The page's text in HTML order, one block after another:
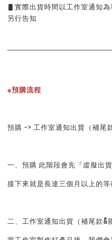
▋實際出貨時間以工作室通知
另行告知
※預購流程
預購 -> 工作室通知出貨（補尾
一、預購 此階段會先『虛擬出貨
接下來就是長達三個月以上的等
二、工作室通知出貨（補尾款&